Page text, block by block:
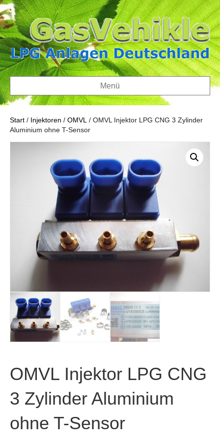
Menü
Start / Injektoren / OMVL / OMVL Injektor LPG CNG 3 Zylinder
Aluminium ohne T-Sensor
OMVL Injektor LPG CNG
3 Zylinder Aluminium
ohne T-Sensor